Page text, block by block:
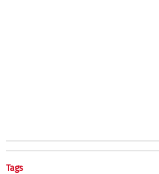
Tags